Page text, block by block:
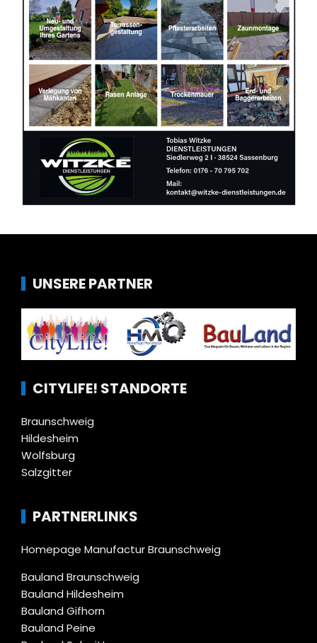
UNSERE PARTNER
CITYLIFE! STANDORTE
Braunschweig
Hildesheim
Wolfsburg
Salzgitter
PARTNERLINKS
Homepage Manufactur Braunschweig
Bauland Braunschweig
Bauland Hildesheim
Bauland Gifhorn
Bauland Peine